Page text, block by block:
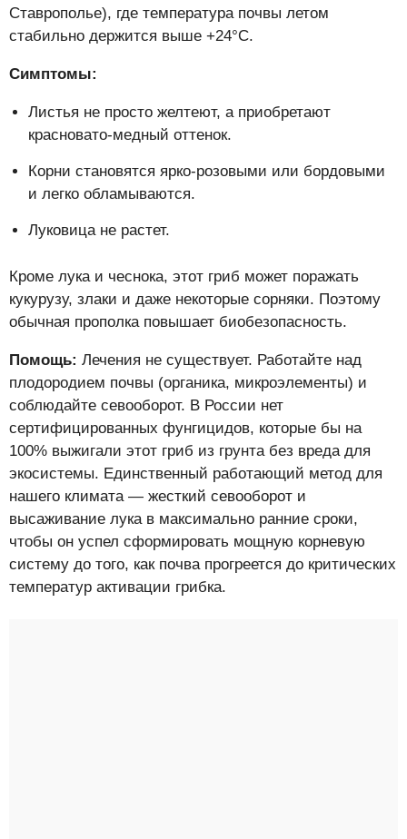
Ставрополье), где температура почвы летом
стабильно держится выше +24°C.
Симптомы:
Листья не просто желтеют, а приобретают
красновато-медный оттенок.
Корни становятся ярко-розовыми или бордовыми
и легко обламываются.
Луковица не растет.
Кроме лука и чеснока, этот гриб может поражать
кукурузу, злаки и даже некоторые сорняки. Поэтому
обычная прополка повышает биобезопасность.
Помощь: Лечения не существует. Работайте над
плодородием почвы (органика, микроэлементы) и
соблюдайте севооборот. В России нет
сертифицированных фунгицидов, которые бы на
100% выжигали этот гриб из грунта без вреда для
экосистемы. Единственный работающий метод для
нашего климата — жесткий севооборот и
высаживание лука в максимально ранние сроки,
чтобы он успел сформировать мощную корневую
систему до того, как почва прогреется до критических
температур активации грибка.